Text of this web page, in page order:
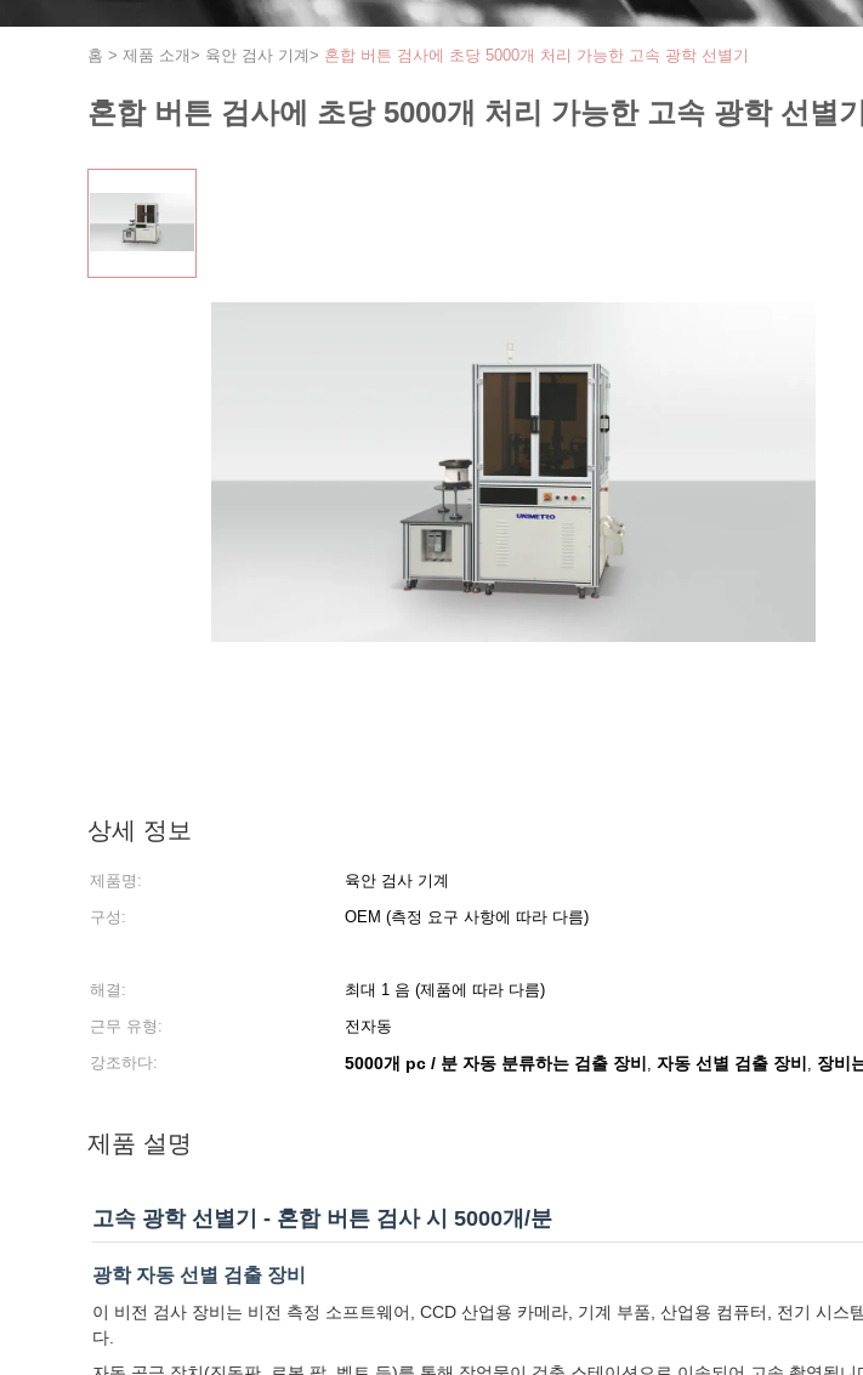
홈 > 제품 소개> 육안 검사 기계> 혼합 버튼 검사에 초당 5000개 처리 가능한 고속 광학 선별기
혼합 버튼 검사에 초당 5000개 처리 가능한 고속 광학 선별기
상세 정보
제품명: 육안 검사 기계
구성:
OEM (측정 요구 사항에 따라 다름)
해결:
최대 1 음 (제품에 따라 다름)
근무 유형:
전자동
강조하다:
5000개 pc / 분 자동 분류하는 검출 장비 , 자동 선별 검출 장비 , 장비
제품 설명
고속 광학 선별기 - 혼합 버튼 검사 시 5000개/분
광학 자동 선별 검출 장비
이 비전 검사 장비는 비전 측정 소프트웨어, CCD 산업용 카메라, 기계 부품, 산업용 컴퓨터, 전기 시
다.